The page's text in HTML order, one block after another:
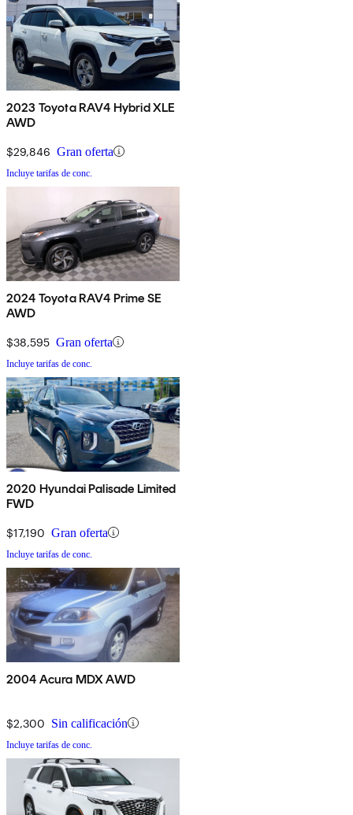
2023 Toyota RAV4 Hybrid XLE
AWD
$29,846 Gran oferta
Incluye tarifas de conc.
2024 Toyota RAV4 Prime SE
AWD
$38,595 Gran oferta
Incluye tarifas de conc.
2020 Hyundai Palisade Limited
FWD
$17,190 Gran oferta
Incluye tarifas de conc.
2004 Acura MDX AWD
$2,300 Sin calificación
Incluye tarifas de conc.